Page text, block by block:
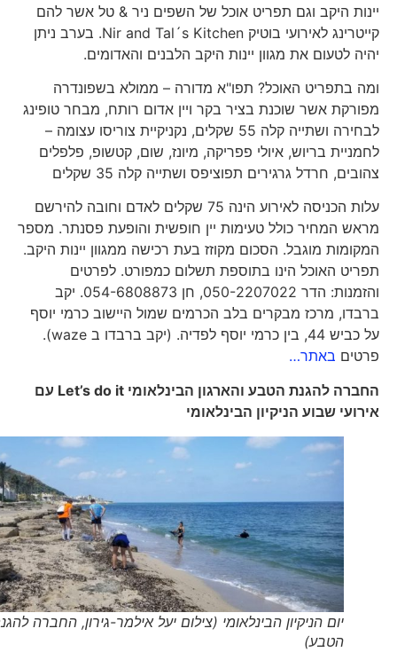
יינות היקב וגם תפריט אוכל של השפים ניר & טל אשר להם
קייטרינג לאירועי בוטיק Nir and Tal´s Kitchen. בערב ניתן
יהיה לטעום את מגוון יינות היקב הלבנים והאדומים.
ומה בתפריט האוכל? תפו"א מדורה – ממולא בשפונדרה
מפורקת אשר שוכנת בציר בקר ויין אדום רותח, מבחר טופינג
לבחירה ושתייה קלה 55 שקלים, נקניקיית צוריסו עצומה –
לחמניית בריוש, איולי פפריקה, מיונז, שום, קטשופ, פלפלים
צהובים, חרדל גרגירים תפוציפס ושתייה קלה 35 שקלים
עלות הכניסה לאירוע הינה 75 שקלים לאדם וחובה להירשם
מראש המחיר כולל טעימות יין חופשית והופעת פסנתר. מספר
המקומות מוגבל. הסכום מקוזז בעת רכישה ממגוון יינות היקב.
תפריט האוכל הינו בתוספת תשלום כמפורט. לפרטים
והזמנות: הדר 050-2207022, חן 054-6808873. יקב
ברבדו, מרכז מבקרים בלב הכרמים שמול היישוב כרמי יוסף
על כביש 44, בין כרמי יוסף לפדיה. (יקב ברבדו ב waze).
פרטיםבאתר…
החברה להגנת הטבע והארגון הבינלאומיLet’s do itעם
אירועי שבוע הניקיון הבינלאומי
יום הניקיון הבינלאומי (צילום יעל אילמר-גירון, החברה להגנת
הטבע)